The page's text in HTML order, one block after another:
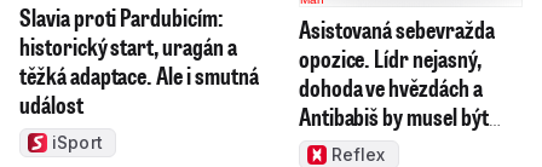
Slavia proti Pardubicím:
historický start, uragán a
těžká adaptace. Ale i smutná
událost
iSport
Asistovaná sebevražda
opozice. Lídr nejasný,
dohoda ve hvězdách a
Antibabiš by musel být
jako Spider-Man
Reflex